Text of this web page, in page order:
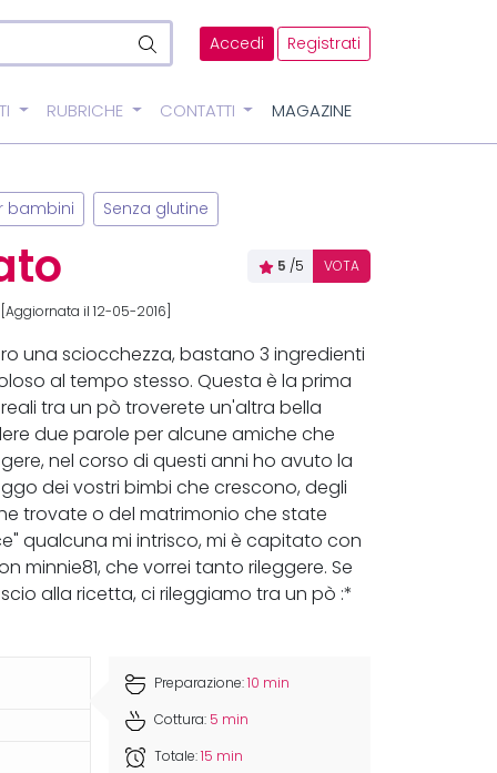
Accedi Registrati
RUBRICHE CONTATTI MAGAZINE
bambini Senza glutine
5 /5 VOTA
il 12-05-2016]
una sciocchezza, bastano 3 ingredienti
al tempo stesso. Questa è la prima
tra un pò troverete un'altra bella
due parole per alcune amiche che
nel corso di questi anni ho avuto la
dei vostri bimbi che crescono, degli
trovate o del matrimonio che state
qualcuna mi intrisco, mi è capitato con
minnie81, che vorrei tanto rileggere. Se
alla ricetta, ci rileggiamo tra un pò :*
Preparazione:10 min
Cottura: 5 min
Totale:15 min